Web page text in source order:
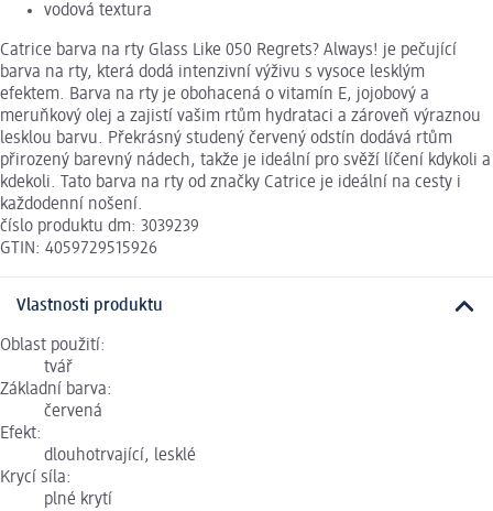
vodová textura
Catrice barva na rty Glass Like 050 Regrets? Always! je pečující
barva na rty, která dodá intenzivní výživu s vysoce lesklým
efektem. Barva na rty je obohacená o vitamín E, jojobový a
meruňkový olej a zajistí vašim rtům hydrataci a zároveň výraznou
lesklou barvu. Překrásný studený červený odstín dodává rtům
přirozený barevný nádech, takže je ideální pro svěží líčení kdykoli a
kdekoli. Tato barva na rty od značky Catrice je ideální na cesty i
každodenní nošení.
číslo produktu dm: 3039239
GTIN: 4059729515926
Vlastnosti produktu
Oblast použití:
tvář
Základní barva:
červená
Efekt:
dlouhotrvající, lesklé
Krycí síla:
plné krytí